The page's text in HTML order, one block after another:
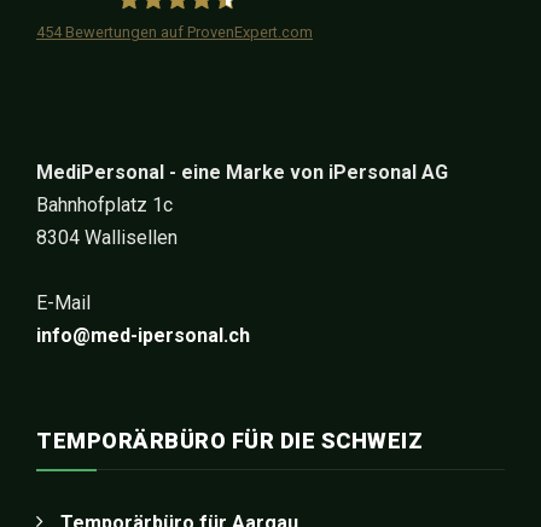
454Bewertungen auf ProvenExpert.com
MediPersonal - eine Marke von iPersonal AG
Bahnhofplatz 1c
8304 Wallisellen
E-Mail
info@med-ipersonal.ch
TEMPORÄRBÜRO FÜR DIE SCHWEIZ